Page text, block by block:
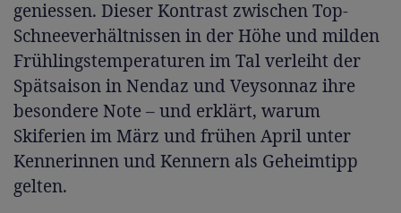
geniessen. Dieser Kontrast zwischen Top-
Schneeverhältnissen in der Höhe und milden
Frühlingstemperaturen im Tal verleiht der
Spätsaison in Nendaz und Veysonnaz ihre
besondere Note – und erklärt, warum
Skiferien im März und frühen April unter
Kennerinnen und Kennern als Geheimtipp
gelten.